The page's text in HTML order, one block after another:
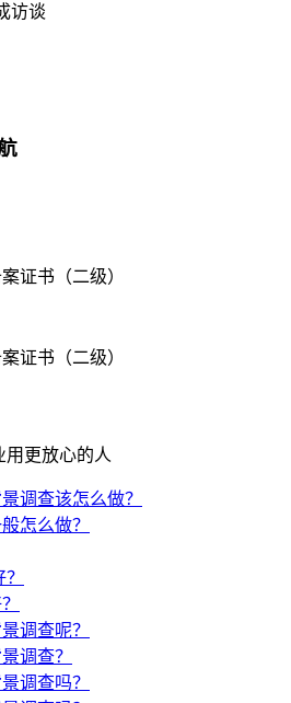
访谈
证书（二级）
证书（二级）
用更放心的人
调查该怎么做？
怎么做？
调查呢？
调查？
调查吗？